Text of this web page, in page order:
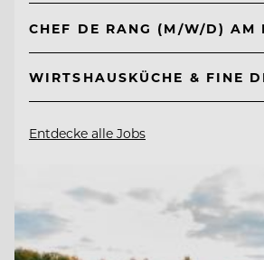
CHEF DE RANG (M/W/D) AM
WIRTSHAUSKÜCHE & FINE
Entdecke alle Jobs